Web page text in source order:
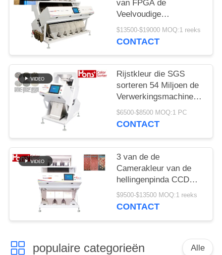
van FPGA de
Veelvoudige
Sorteermachine van de
de Bonenkleur
$13500-$19000 MOQ:1 reeks
CONTACT
Rijstkleur die SGS
sorteren 54 Miljoen de
Verwerkingsmachine
van de Pixelseparator
$6500-$8500 MOQ:1 PC
CONTACT
3 van de de
Camerakleur van de
hellingenpinda CCD
van de de
Sorteerdersmachine de
$9500-$13500 MOQ:1 reeks
CONTACT
populaire categorieën Alle